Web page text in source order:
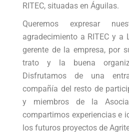
RITEC, situadas en Águilas.
Queremos expresar
agradecimiento a RITEC y a
gerente de la empresa, por
trato y la buena
Disfrutamos de una
compañía del resto de
y miembros de la
compartimos experiencias e
los futuros proyectos de